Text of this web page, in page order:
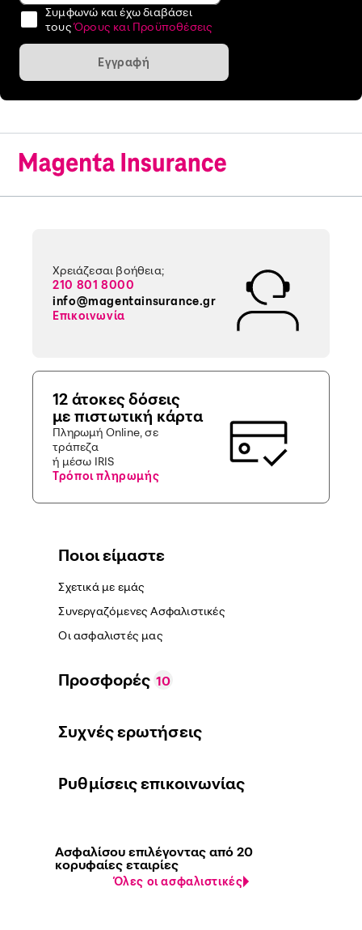
Συμφωνώ και έχω διαβάσει
τουςΌρους και Προϋποθέσεις
Εγγραφή
Ποιοι είμαστε
Σχετικά με εμάς
Συνεργαζόμενες Ασφαλιστικές
Οι ασφαλιστές μας
Προσφορές 10
Συχνές ερωτήσεις
Ρυθμίσεις επικοινωνίας
Ασφαλίσου επιλέγοντας από 20
κορυφαίες εταιρίες
Όλες οι ασφαλιστικές
Χρειάζεσαι βοήθεια;
210 801 8000
info@magentainsurance.gr
Επικοινωνία
12 άτοκες δόσεις
με πιστωτική κάρτα
Πληρωμή Online, σε
τράπεζα
ή μέσω IRIS
Τρόποι πληρωμής